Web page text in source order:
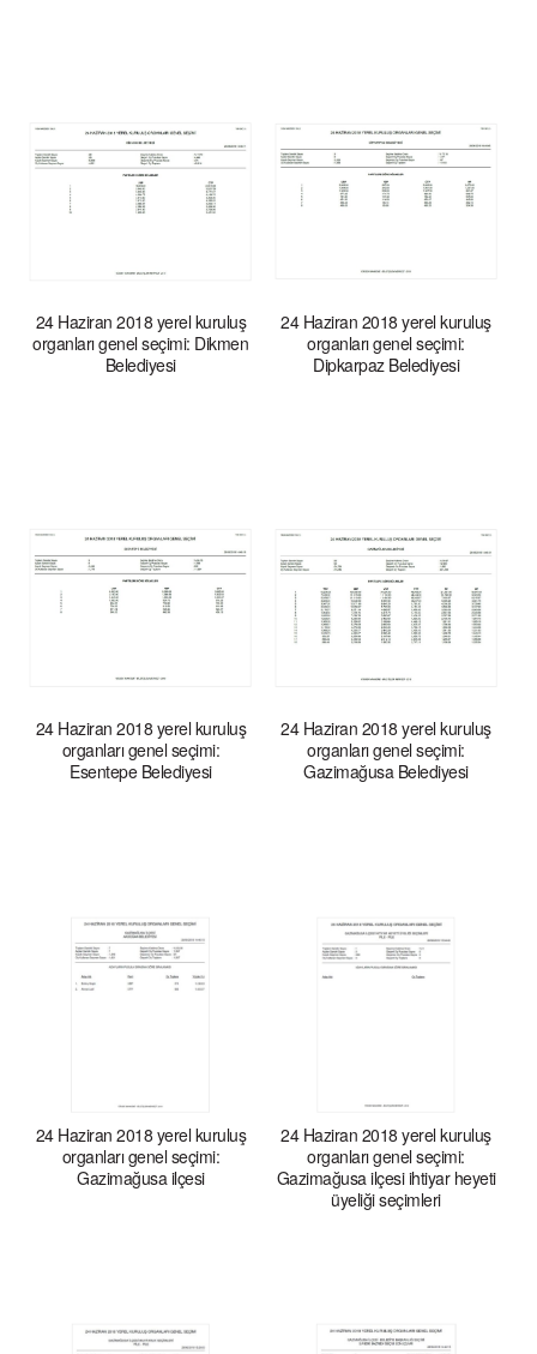
24 Haziran 2018 yerel kuruluş
organları genel seçimi: Dikmen
Belediyesi
24 Haziran 2018 yerel kuruluş
organları genel seçimi:
Dipkarpaz Belediyesi
24 Haziran 2018 yerel kuruluş
organları genel seçimi:
Esentepe Belediyesi
24 Haziran 2018 yerel kuruluş
organları genel seçimi:
Gazimağusa Belediyesi
24 Haziran 2018 yerel kuruluş
organları genel seçimi:
Gazimağusa ilçesi
24 Haziran 2018 yerel kuruluş
organları genel seçimi:
Gazimağusa ilçesi ihtiyar heyeti
üyeliği seçimleri